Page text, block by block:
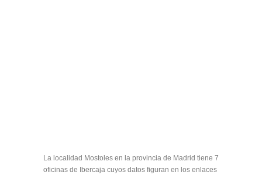
La localidad Mostoles en la provincia de Madrid tiene 7
oficinas de Ibercaja cuyos datos figuran en los enlaces